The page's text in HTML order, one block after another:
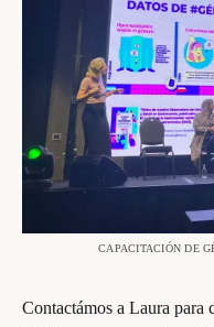
CAPACITACIÓN DE
Contactámos a Laura para